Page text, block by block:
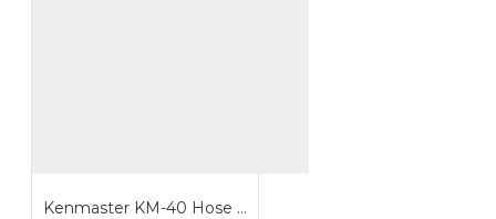
Kenmaster KM-40 Hose Reel 40M Gulungan Selang Portable 40 Meter